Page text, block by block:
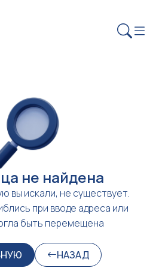
не найдена
вы искали, не существует.
при вводе адреса или
быть перемещена
НАЗАД